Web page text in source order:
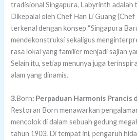
tradisional Singapura, Labyrinth adalah
Dikepalai oleh Chef Han Li Guang
terkenal dengan konsep “Singapura
mendekonstruksi sekaligus
rasa lokal yang familier menjadi sajian
Selain itu, setiap menunya juga
alam yang dinamis.
3.Born: Perpaduan Harmonis Prancis
Restoran Born menawarkan
mencolok di dalam sebuah gedung
tahun 1903. Di tempat ini, pengaruh